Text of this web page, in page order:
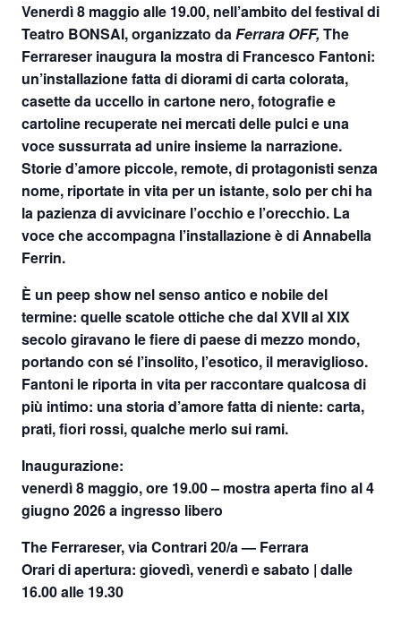
Venerdì 8 maggio alle 19.00, nell’ambito delfestival di
Teatro BONSAI, organizzato daFerrara OFF,The
Ferrareser inaugura la mostra di Francesco Fantoni:
un’installazione fatta di diorami di carta colorata,
casette da uccello in cartone nero, fotografie e
cartoline recuperate nei mercati delle pulci e una
voce sussurrata ad unire insieme la narrazione.
Storie d’amore piccole, remote, di protagonisti senza
nome, riportate in vita per un istante, solo per chi ha
la pazienza di avvicinare l’occhio e l’orecchio. La
voce che accompagna l’installazione è di Annabella
Ferrin.
È un peep show nel senso antico e nobile del
termine: quelle scatole ottiche che dal XVII al XIX
secolo giravano le fiere di paese di mezzo mondo,
portando con sé l’insolito, l’esotico, il meraviglioso.
Fantoni le riporta in vita per raccontare qualcosa di
più intimo: una storia d’amore fatta di niente: carta,
prati, fiori rossi, qualche merlo sui rami.
Inaugurazione:
venerdì 8 maggio, ore 19.00– mostra aperta fino al 4
giugno 2026 a ingresso libero
The Ferrareser, via Contrari 20/a — Ferrara
Orari di apertura: giovedì, venerdì e sabato | dalle
16.00 alle 19.30